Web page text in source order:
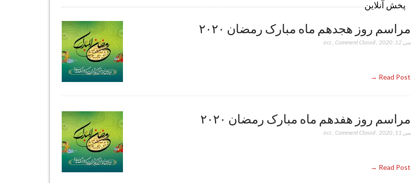
پخش آنلاین
مراسم روز هجدهم ماه مبارک رمضان ۲۰۲۰
می 12, 2020 ,
ircc, Comment Closed
Read Post →
مراسم روز هفدهم ماه مبارک رمضان ۲۰۲۰
می 11, 2020 ,
ircc, Comment Closed
Read Post →